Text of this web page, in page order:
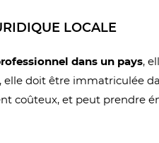
LOCALE
dans un pays,
doit être immatriculée
coûteux, et peut prendre